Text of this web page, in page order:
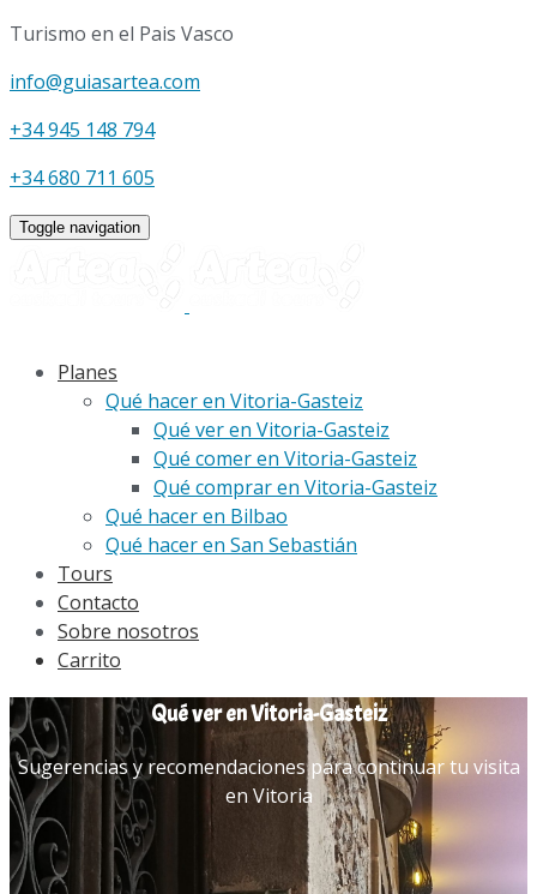
Turismo en el Pais Vasco
info@guiasartea.com
+34 945 148 794
+34 680 711 605
Toggle navigation
Planes
Qué hacer en Vitoria-Gasteiz
Qué ver en Vitoria-Gasteiz
Qué comer en Vitoria-Gasteiz
Qué comprar en Vitoria-Gasteiz
Qué hacer en Bilbao
Qué hacer en San Sebastián
Tours
Contacto
Sobre nosotros
Carrito
Qué ver en Vitoria-Gasteiz
Sugerencias y recomendaciones para continuar tu visita
en Vitoria